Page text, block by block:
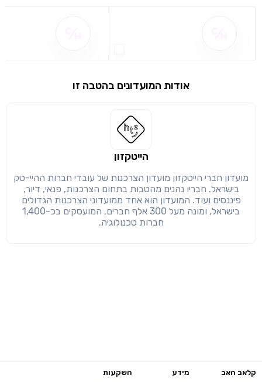
שיתוף
מימוש הטבה זו ניתן רק לחברי
הבנתי, המשך לאתר
אודות המועדונים בהטבה זו
הייטקזון
מועדון חברי הייטקזון מועדון הצרכנות של עובדי חברות ההיי-טק
בישראל. חבריו נהנים מהטבות בתחום הצרכנות, פנאי, דיור,
פיננסים ועוד. המועדון הוא אחד ממועדוני הצרכנות הגדולים
בישראל, ומונה מעל 300 אלף חברים, המועסקים בכ-1,400
חברות טכנולוגיה.
קלאב האב מידע השקעות